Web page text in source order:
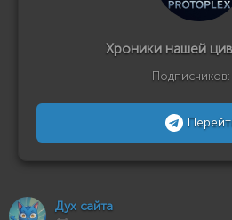
Хроники нашей
Подписчиков:
Дух сайта